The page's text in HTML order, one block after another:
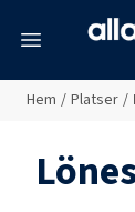
Hem / Platser /